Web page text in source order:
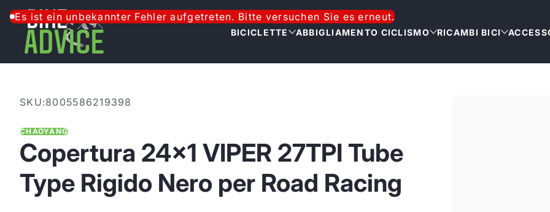
Zum Inhalt springen
BICICLETTE
ABBIGLIAMENTO CICLISMO RICAMBI BICI
SKU:8005586219398
CHAOYANG
Copertura 24x1 VIPER 27TPI Tube
Type Rigido Nero per Road Racing
Es ist ein unbekannter Fehler aufgetreten. Bitte versuchen Sie es erneut.